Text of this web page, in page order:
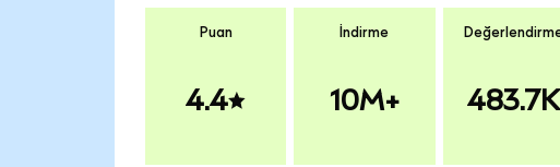
Puan
4.4
İndirme
10M+ 483.7K